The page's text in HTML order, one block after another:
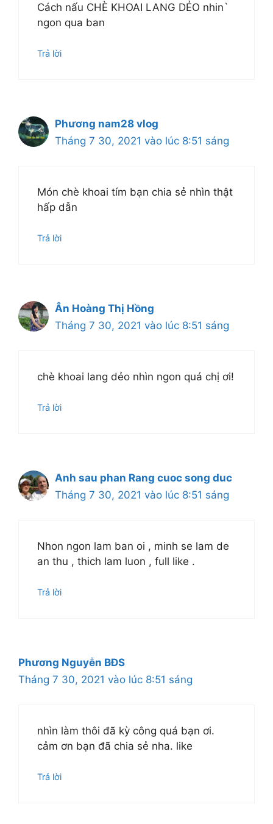
Cách nấu CHÈ KHOAI LANG DẺO nhin`
ngon qua ban
Trả lời
Phương nam28 vlog
Tháng 7 30, 2021 vào lúc 8:51 sáng
Món chè khoai tím bạn chia sẻ nhìn thật
hấp dẫn
Trả lời
Ân Hoàng Thị Hồng
Tháng 7 30, 2021 vào lúc 8:51 sáng
chè khoai lang dẻo nhìn ngon quá chị ơi!
Trả lời
Anh sau phan Rang cuoc song duc
Tháng 7 30, 2021 vào lúc 8:51 sáng
Nhon ngon lam ban oi , minh se lam de
an thu , thich lam luon , full like .
Trả lời
Phương Nguyễn BĐS
Tháng 7 30, 2021 vào lúc 8:51 sáng
nhìn làm thôi đã kỳ công quá bạn ơi.
cảm ơn bạn đã chia sẻ nha. like
Trả lời